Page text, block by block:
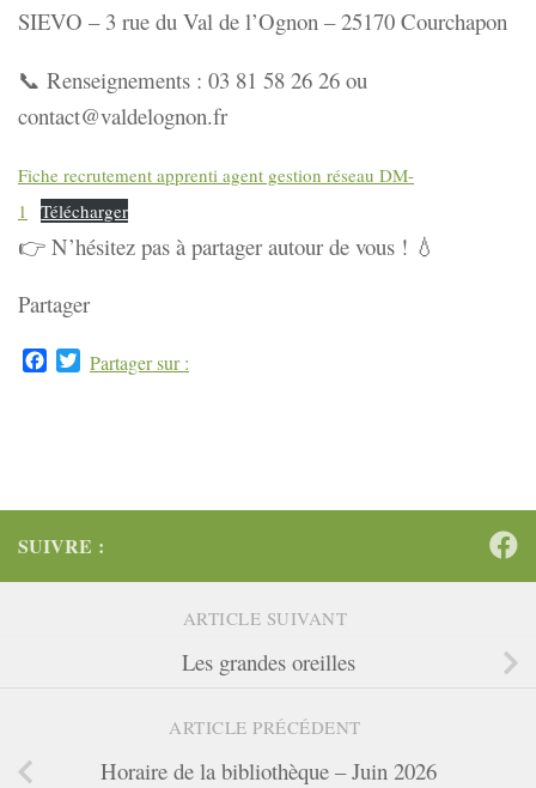
SIEVO – 3 rue du Val de l’Ognon – 25170 Courchapon
📞 Renseignements : 03 81 58 26 26 ou
contact@valdelognon.fr
Fiche recrutement apprenti agent gestion réseau DM-
1
Télécharger
👉 N’hésitez pas à partager autour de vous ! 💧
Partager
Facebook
Twitter
Partager sur :
SUIVRE :
ARTICLE SUIVANT
Les grandes oreilles
ARTICLE PRÉCÉDENT
Horaire de la bibliothèque – Juin 2026